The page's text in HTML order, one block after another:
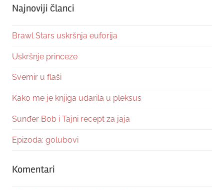
Najnoviji članci
Brawl Stars uskršnja euforija
Uskršnje princeze
Svemir u flaši
Kako me je knjiga udarila u pleksus
Sunđer Bob i Tajni recept za jaja
Epizoda: golubovi
Komentari